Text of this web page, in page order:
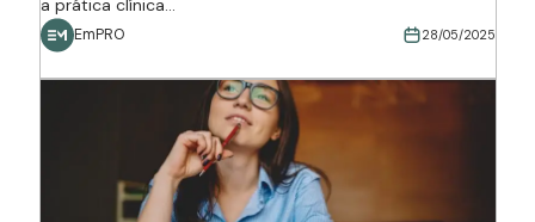
a prática clínica...
EmPRO 28/05/2025